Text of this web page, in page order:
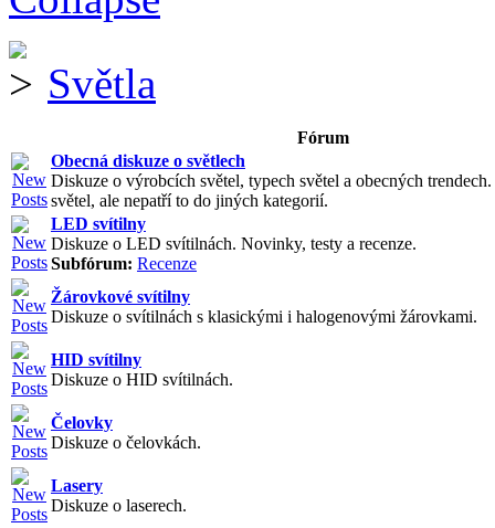
Světla
Fórum
Obecná diskuze o světlech
Diskuze o výrobcích světel, typech světel a obecných
světel, ale nepatří to do jiných kategorií.
LED svítilny
Diskuze o LED svítilnách. Novinky, testy a recenze.
Subfórum: Recenze
Žárovkové svítilny
Diskuze o svítilnách s klasickými i halogenovými žárovkami.
HID svítilny
Diskuze o HID svítilnách.
Čelovky
Diskuze o čelovkách.
Lasery
Diskuze o laserech.